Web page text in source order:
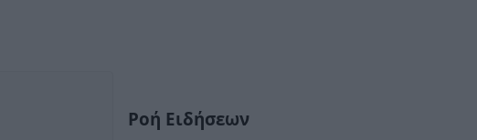
Ροή Ειδήσεων